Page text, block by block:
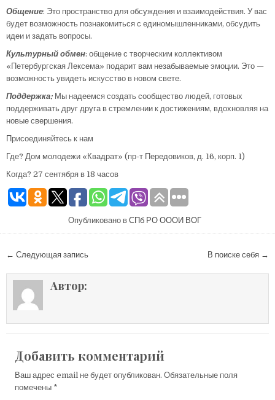
Общение: Это пространство для обсуждения и взаимодействия. У вас
будет возможность познакомиться с единомышленниками, обсудить
идеи и задать вопросы.
Культурный обмен: общение с творческим коллективом
«Петербургская Лексема» подарит вам незабываемые эмоции. Это —
возможность увидеть искусство в новом свете.
Поддержка: Мы надеемся создать сообщество людей, готовых
поддерживать друг друга в стремлении к достижениям, вдохновляя на
новые свершения.
Присоединяйтесь к нам
Где? Дом молодежи «Квадрат» (пр-т Передовиков, д. 16, корп. 1)
Когда? 27 сентября в 18 часов
Опубликовано в СПб РО ОООИ ВОГ
Навигация по записям В поиске себя →
← Следующая запись
Автор:
Добавить комментарий
Ваш адрес email не будет опубликован. Обязательные поля
помечены *